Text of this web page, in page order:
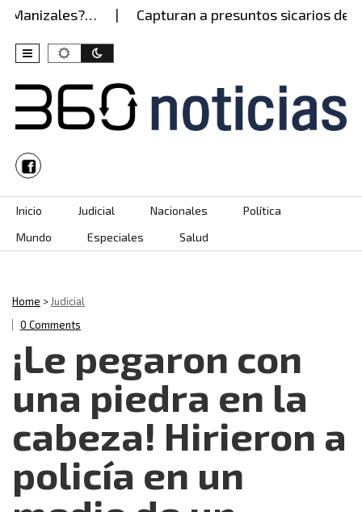
Capturan a presuntos sicarios del
Skip to content
Inicio Judicial Nacionales
Política
Mundo
Especiales Salud
Home >Judicial
0 Comments
¡Le pegaron con
una piedra en la
cabeza! Hirieron a
policía en un